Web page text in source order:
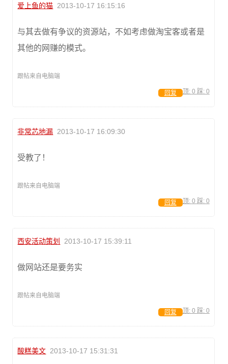
爱上鱼的猫 2013-10-17 16:15:16
与其去做有争议的资源站，不如考虑做淘宝客或者是
其他的网赚的模式。
跟帖来自电脑端
顶: 0 踩: 0
回复
非常芯地漏 2013-10-17 16:09:30
受教了！
跟帖来自电脑端
顶: 0 踩: 0
回复
西安活动策划 2013-10-17 15:39:11
做网站还是要务实
跟帖来自电脑端
顶: 0 踩: 0
回复
酸糕美文 2013-10-17 15:31:31